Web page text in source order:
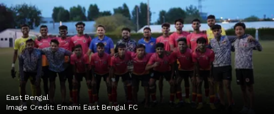
East Bengal
Image Credit: Emami East Bengal FC